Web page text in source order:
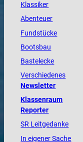
Klassiker
Abenteuer
Fundstücke
Bootsbau
Bastelecke
Verschiedenes
Newsletter
Klassenraum
Reporter
SR Leitgedanke
In eigener Sache